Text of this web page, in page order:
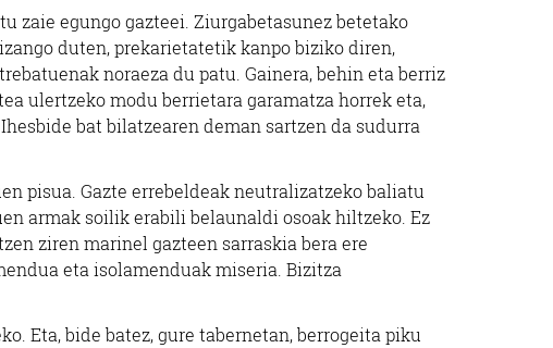
zaie egungo gazteei. Ziurgabetasunez betetako
duten, prekarietatetik kanpo biziko diren,
noraeza du patu. Gainera, behin eta berriz
ulertzeko modu berrietara garamatza horrek eta,
bat bilatzearen deman sartzen da sudurra
pisua. Gazte errebeldeak neutralizatzeko baliatu
armak soilik erabili belaunaldi osoak hiltzeko. Ez
ziren marinel gazteen sarraskia bera ere
eta isolamenduak miseria. Bizitza
Eta, bide batez, gure tabernetan, berrogeita piku